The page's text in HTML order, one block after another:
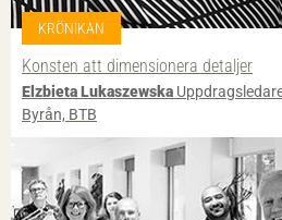
KRÖNIKAN
Konsten att dimensionera detaljer
Elzbieta Lukaszewska
Byrån, BTB